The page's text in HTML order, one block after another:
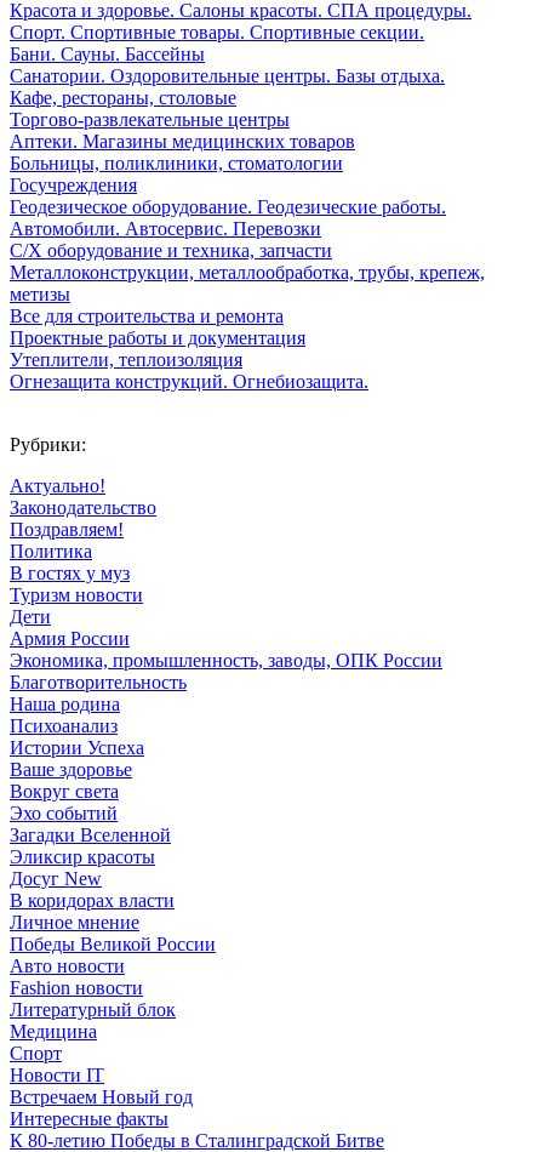
Красота и здоровье. Салоны красоты. СПА процедуры.
Спорт. Спортивные товары. Спортивные секции.
Бани. Сауны. Бассейны
Санатории. Оздоровительные центры. Базы отдыха.
Кафе, рестораны, столовые
Торгово-развлекательные центры
Аптеки. Магазины медицинских товаров
Больницы, поликлиники, стоматологии
Госучреждения
Геодезическое оборудование. Геодезические работы.
Автомобили. Автосервис. Перевозки
С/Х оборудование и техника, запчасти
Металлоконструкции, металлообработка, трубы, крепеж,
метизы
Все для строительства и ремонта
Проектные работы и документация
Утеплители, теплоизоляция
Огнезащита конструкций. Огнебиозащита.
Рубрики:
Актуально!
Законодательство
Поздравляем!
Политика
В гостях у муз
Туризм новости
Дети
Армия России
Экономика, промышленность, заводы, ОПК России
Благотворительность
Наша родина
Психоанализ
Истории Успеха
Ваше здоровье
Вокруг света
Эхо событий
Загадки Вселенной
Эликсир красоты
Досуг New
В коридорах власти
Личное мнение
Победы Великой России
Авто новости
Fashion новости
Литературный блок
Медицина
Спорт
Новости IT
Встречаем Новый год
Интересные факты
К 80-летию Победы в Сталинградской Битве